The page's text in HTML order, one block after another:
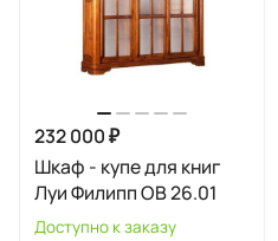
232 000 ₽
Шкаф - купе для книг
Луи Филипп ОВ 26.01
Доступно к заказу